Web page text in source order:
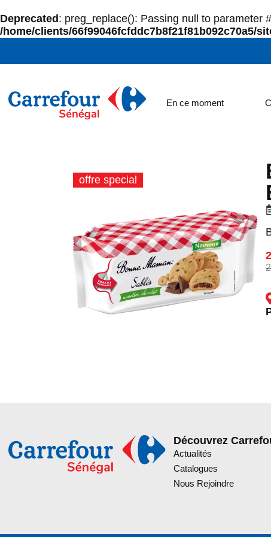
Deprecated : preg_replace(): Passing null to parameter
/home/clients/66f99046fcfddc7b8f21f81b092c70a5/
En ce moment
offre special
Découvrez
Actualités
Catalogues
Nous Rejoindre